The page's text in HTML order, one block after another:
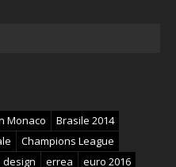
Monaco
Brasile 2014
Champions League
design errea
euro 2016